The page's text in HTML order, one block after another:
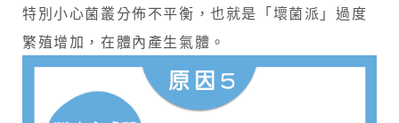
特別小心菌叢分佈不平衡，也就是「壞菌派」過度
繁殖增加，在體內產生氣體。